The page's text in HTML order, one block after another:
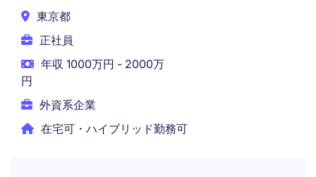
東京都
正社員
年収 1000万円 - 2000万
円
外資系企業
在宅可・ハイブリッド勤務可